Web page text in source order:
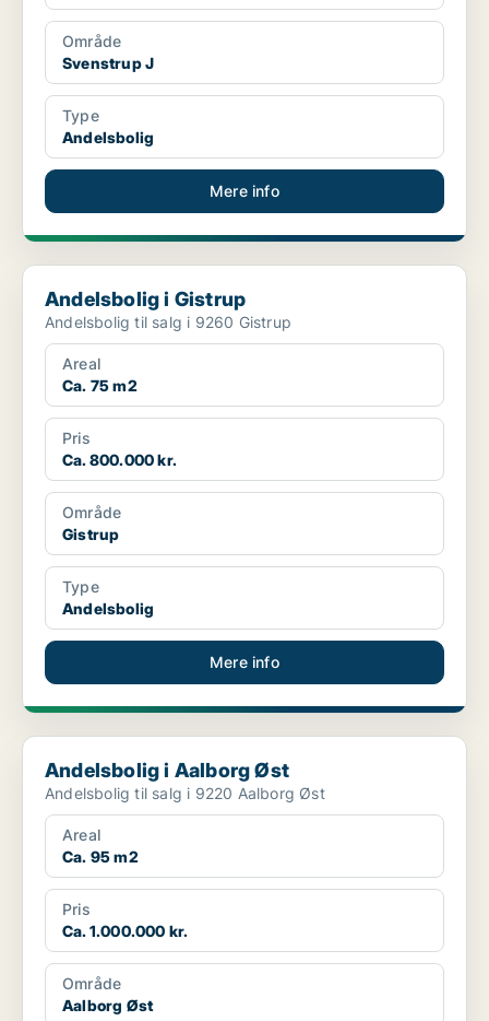
Område
Svenstrup J
Type
Andelsbolig
Mere info
Andelsbolig i Gistrup
Andelsbolig i Gistrup
Andelsbolig til salg i 9260 Gistrup
Areal
Ca. 75 m2
Pris
Ca. 800.000 kr.
Område
Gistrup
Type
Andelsbolig
Mere info
Andelsbolig i Aalborg Øst
Andelsbolig i Aalborg Øst
Andelsbolig til salg i 9220 Aalborg Øst
Areal
Ca. 95 m2
Pris
Ca. 1.000.000 kr.
Område
Aalborg Øst